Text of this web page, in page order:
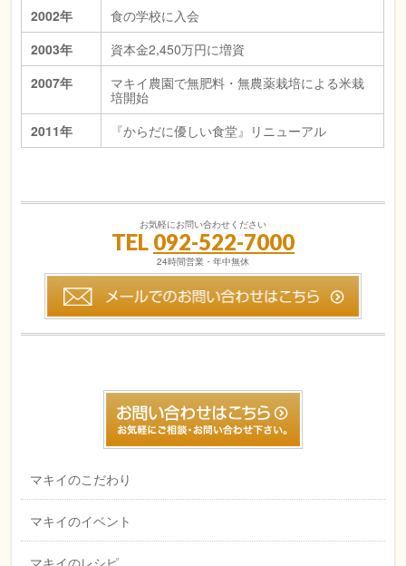
2002年
食の学校に入会
2003年
資本金2,450万円に増資
2007年
マキイ農園で無肥料・無農薬栽培による米栽
培開始
2011年
『からだに優しい食堂』リニューアル
お気軽にお問い合わせください
TEL 092-522-7000
24時間営業・年中無休
マキイのこだわり
マキイのイベント
マキイのレシピ